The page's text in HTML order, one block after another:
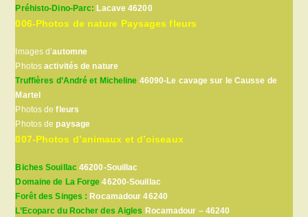
Préhisto-Dino-Parc: Lacave 46200
006-Photos de nature Paysages fleurs
Images d’automne
Photosactivités de nature
Truffières d’André et Micheline 46090-Le cavage sur le Causse de
Martel
Photos defleurs
Photos depaysage
007-Photos d’animaux et d’oiseaux
Biches Souillac46200-Souillac
Domaine de La Forge 46200-Souillac
Forêt des Singes : Rocamadour 46240
L’Ecoparc du Rocher des Aigles Rocamadour – 46240